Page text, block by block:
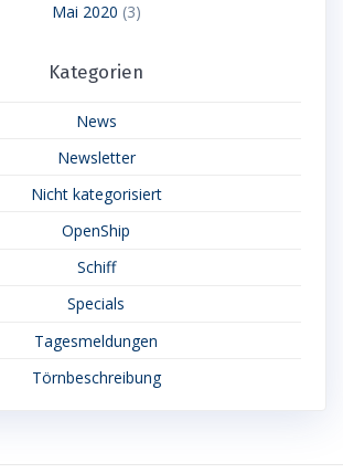
Mai 2020 (3)
Kategorien
News
Newsletter
Nicht kategorisiert
OpenShip
Schiff
Specials
Tagesmeldungen
Törnbeschreibung